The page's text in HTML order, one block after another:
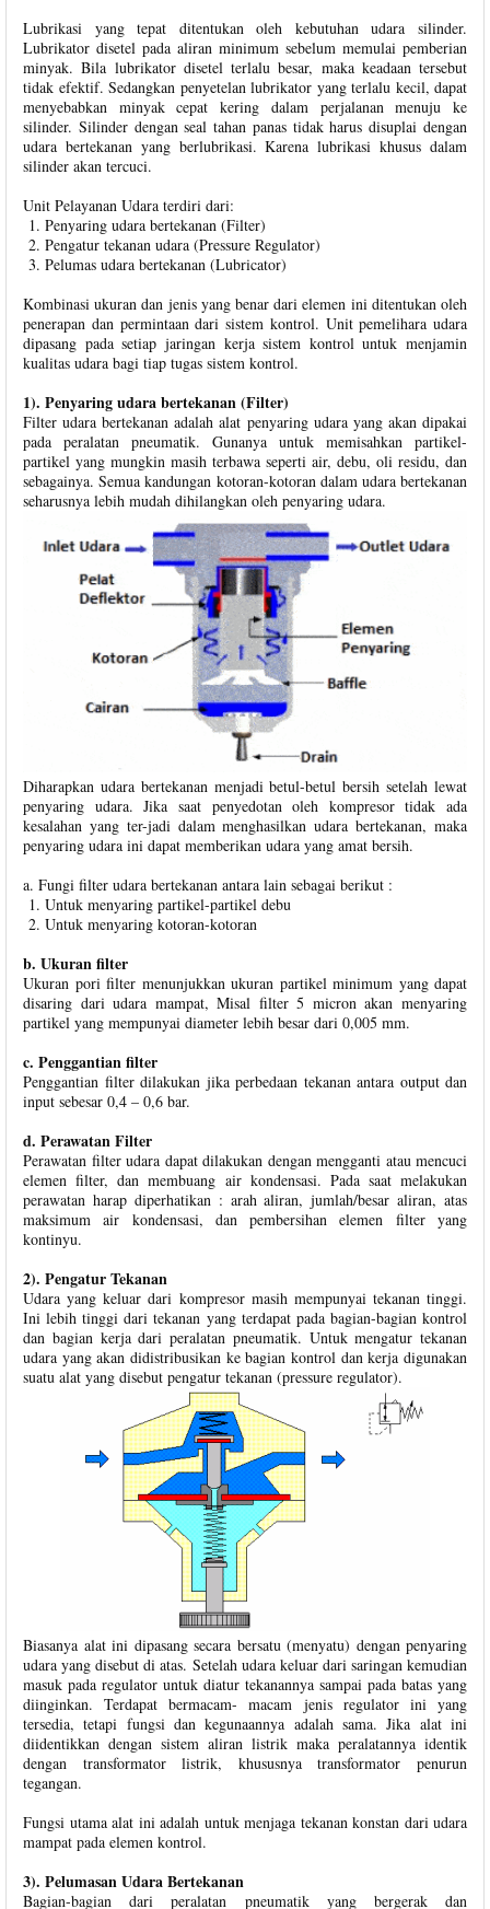
Lubrikasi yang tepat ditentukan oleh kebutuhan udara silinder.
Lubrikator disetel pada aliran minimum sebelum memulai pemberian
minyak. Bila lubrikator disetel terlalu besar, maka keadaan tersebut
tidak efektif. Sedangkan penyetelan lubrikator yang terlalu kecil, dapat
menyebabkan minyak cepat kering dalam perjalanan menuju ke
silinder. Silinder dengan seal tahan panas tidak harus disuplai dengan
udara bertekanan yang berlubrikasi. Karena lubrikasi khusus dalam
silinder akan tercuci.
Unit Pelayanan Udara terdiri dari:
Penyaring udara bertekanan (Filter)
Pengatur tekanan udara (Pressure Regulator)
Pelumas udara bertekanan (Lubricator)
Kombinasi ukuran dan jenis yang benar dari elemen ini ditentukan oleh
penerapan dan permintaan dari sistem kontrol. Unit pemelihara udara
dipasang pada setiap jaringan kerja sistem kontrol untuk menjamin
kualitas udara bagi tiap tugas sistem kontrol.
1). Penyaring udara bertekanan (Filter)
Filter udara bertekanan adalah alat penyaring udara yang akan dipakai
pada peralatan pneumatik. Gunanya untuk memisahkan partikel-
partikel yang mungkin masih terbawa seperti air, debu, oli residu, dan
sebagainya. Semua kandungan kotoran-kotoran dalam udara bertekanan
seharusnya lebih mudah dihilangkan oleh penyaring udara.
Diharapkan udara bertekanan menjadi betul-betul bersih setelah lewat
penyaring udara. Jika saat penyedotan oleh kompresor tidak ada
kesalahan yang ter-jadi dalam menghasilkan udara bertekanan, maka
penyaring udara ini dapat memberikan udara yang amat bersih.
a. Fungi filter udara bertekanan antara lain sebagai berikut :
Untuk menyaring partikel-partikel debu
Untuk menyaring kotoran-kotoran
b. Ukuran filter
Ukuran pori filter menunjukkan ukuran partikel minimum yang dapat
disaring dari udara mampat, Misal filter 5 micron akan menyaring
partikel yang mempunyai diameter lebih besar dari 0,005 mm.
c. Penggantian filter
Penggantian filter dilakukan jika perbedaan tekanan antara output dan
input sebesar 0,4 – 0,6 bar.
d. Perawatan Filter
Perawatan filter udara dapat dilakukan dengan mengganti atau mencuci
elemen filter, dan membuang air kondensasi. Pada saat melakukan
perawatan harap diperhatikan : arah aliran, jumlah/besar aliran, atas
maksimum air kondensasi, dan pembersihan elemen filter yang
kontinyu.
2). Pengatur Tekanan
Udara yang keluar dari kompresor masih mempunyai tekanan tinggi.
Ini lebih tinggi dari tekanan yang terdapat pada bagian-bagian kontrol
dan bagian kerja dari peralatan pneumatik. Untuk mengatur tekanan
udara yang akan didistribusikan ke bagian kontrol dan kerja digunakan
suatu alat yang disebut pengatur tekanan (pressure regulator).
Biasanya alat ini dipasang secara bersatu (menyatu) dengan penyaring
udara yang disebut di atas. Setelah udara keluar dari saringan kemudian
masuk pada regulator untuk diatur tekanannya sampai pada batas yang
diinginkan. Terdapat bermacam- macam jenis regulator ini yang
tersedia, tetapi fungsi dan kegunaannya adalah sama. Jika alat ini
diidentikkan dengan sistem aliran listrik maka peralatannya identik
dengan transformator listrik, khususnya transformator penurun
tegangan.
Fungsi utama alat ini adalah untuk menjaga tekanan konstan dari udara
mampat pada elemen kontrol.
3). Pelumasan Udara Bertekanan
Bagian-bagian dari peralatan pneumatik yang bergerak dan